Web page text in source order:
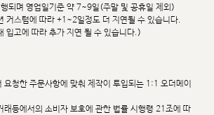
되며 영업일기준 약 7~9일(주말 및 공휴일 제외)
커스텀에 따라 +1~2일정도 더 지연될 수 있습니다.
입고에 따라 추가 지연 될 수 있습니다.)
요청한 주문사항에 맞춰 제작이 투입되는 1:1 오더메이
래등에서의 소비자 보호에 관한 법률 시행령 21조에 따